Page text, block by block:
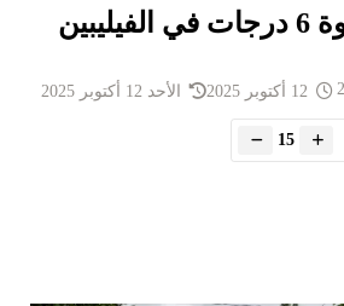
الأحد 12 أكتوبر 2025
15